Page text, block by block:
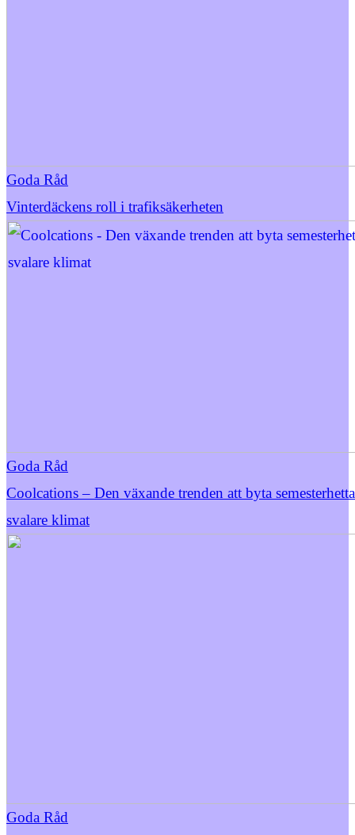
Goda Råd
Vinterdäckens roll i trafiksäkerheten
Goda Råd
Coolcations – Den växande trenden att byta
svalare klimat
Goda Råd